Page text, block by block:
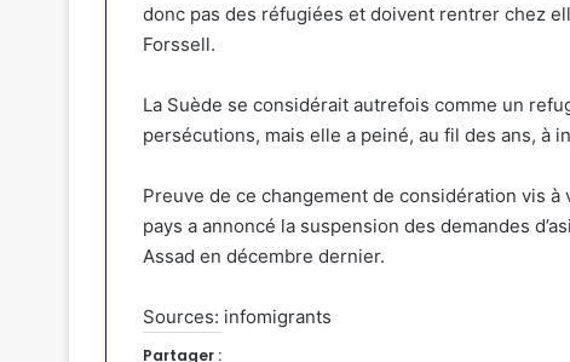
donc pas des réfugiées et doivent rentrer chez
Forssell.
La Suède se considérait autrefois comme un
persécutions, mais elle a peiné, au fil des ans, à
Preuve de ce changement de considération vis à
pays a annoncé la suspension des demandes
Assad en décembre dernier.
Sources: infomigrants
Partager :